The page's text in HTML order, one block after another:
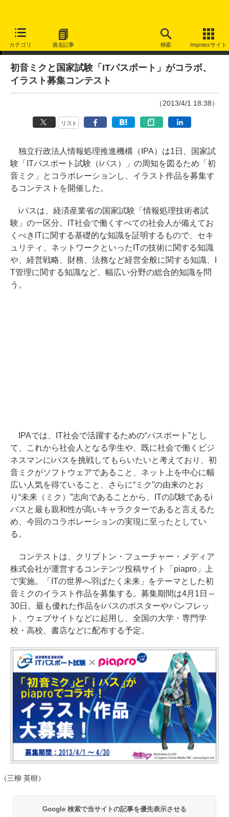
カテゴリ 過去記事 検索 Impressサイト
ニュース
初音ミクと国家試験「ITパスポート」がコラボ、
イラスト募集コンテスト
（2013/4/1 18:38）
リスト
独立行政法人情報処理推進機構（IPA）は1日、国家試
験「ITパスポート試験（iパス）」の周知を図るため「初
音ミク」とコラボレーションし、イラスト作品を募集す
るコンテストを開催した。
iパスは、経済産業省の国家試験「情報処理技術者試
験」の一区分。IT社会で働くすべての社会人が備えてお
くべきITに関する基礎的な知識を証明するもので、セキ
ュリティ、ネットワークといったITの技術に関する知識
や、経営戦略、財務、法務など経営全般に関する知識、I
T管理に関する知識など、幅広い分野の総合的知識を問
う。
IPAでは、IT社会で活躍するための“パスポート”とし
て、これから社会人となる学生や、既に社会で働くビジ
ネスマンにiパスを挑戦してもらいたいと考えており、初
音ミクがソフトウェアであること、ネット上を中心に幅
広い人気を得ていること、さらに“ミク”の由来のとお
り“未来（ミク）”志向であることから、ITの試験であるi
パスと最も親和性が高いキャラクターであると言えるた
め、今回のコラボレーションの実現に至ったとしてい
る。
コンテストは、クリプトン・フューチャー・メディア
株式会社が運営するコンテンツ投稿サイト「piapro」上
で実施。「ITの世界へ羽ばたく未来」をテーマとした初
音ミクのイラスト作品を募集する。募集期間は4月1日～
30日。最も優れた作品をiパスのポスターやパンフレッ
ト、ウェブサイトなどに起用し、全国の大学・専門学
校・高校、書店などに配布する予定。
（三柳 英樹）
Google 検索で当サイトの記事を優先表示させる